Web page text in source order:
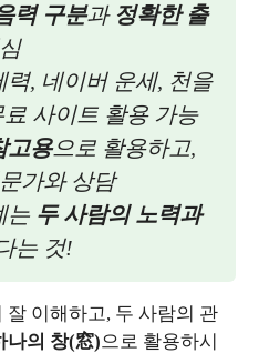
력 구분과 정확한 출
력, 네이버 운세, 천을
사이트 활용 가능
고용으로 활용하고,
가와 상담
는 두 사람의 노력과
는 것!
이해하고, 두 사람의 관
나의 창(窓)으로 활용하시